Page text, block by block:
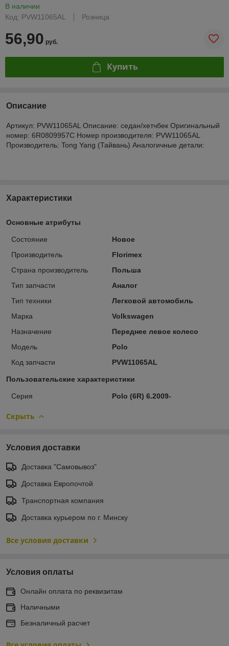
В наличии
Код: PVW11065AL
Розница
56,90 руб.
Купить
Описание
Артикул: PVW11065AL Описание: седан/хетчбек Оригинальный
номер: 6R0809957C Номер производителя: PVW11065AL
Производитель: Tong Yang (Тайвань) Аналогичные детали:
Характеристики
Основные атрибуты
Состояние
Новое
Производитель
Florimex
Страна производитель
Польша
Тип запчасти
Аналог
Тип техники
Легковой автомобиль
Марка
Volkswagen
Назначение
Переднее левое колесо
Модель
Polo
Код запчасти
PVW11065AL
Пользовательские характеристики
Серия Polo (6R) 6.2009-
Скрыть
Условия доставки
Доставка "Самовывоз"
Доставка Европочтой
Транспортная компания
Доставка курьером по г. Минску
Все условия доставки
Условия оплаты
Онлайн оплата по реквизитам
Наличными
Безналичный расчет